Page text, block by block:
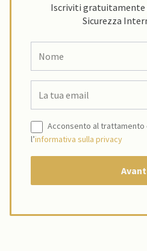
Iscriviti
Sicurezza
Acconsento al
l’informativa sulla privacy